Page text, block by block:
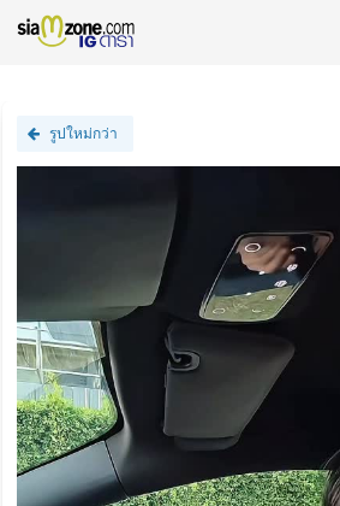
รูปใหม่กว่า